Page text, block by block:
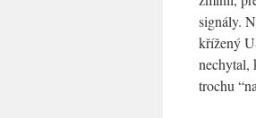
signály.
křížený
nechytal,
trochu